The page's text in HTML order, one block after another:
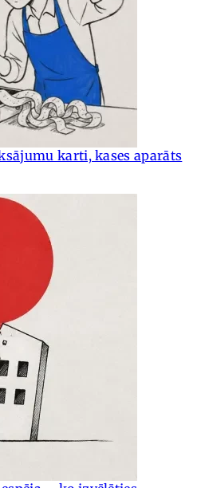
karti, kases aparāts